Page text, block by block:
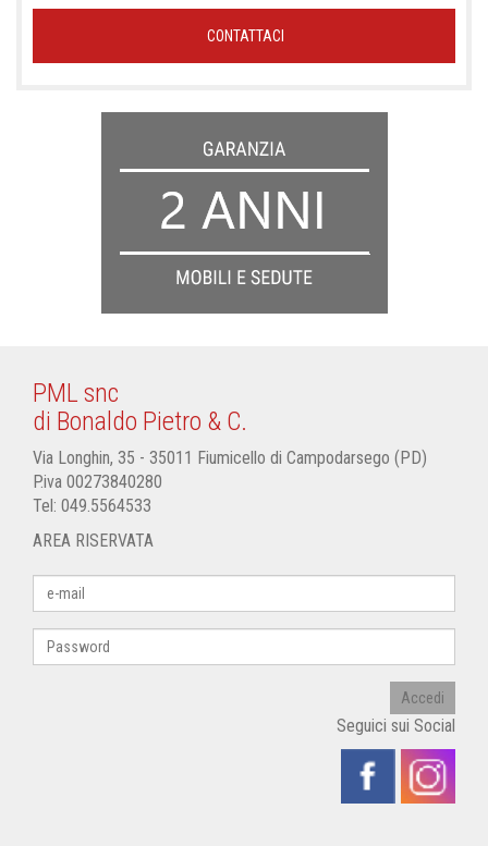
CONTATTACI
PML snc
di Bonaldo Pietro & C.
Via Longhin, 35 - 35011 Fiumicello di Campodarsego (PD)
P.iva 00273840280
Tel: 049.5564533
AREA RISERVATA
Accedi
Seguici sui Social